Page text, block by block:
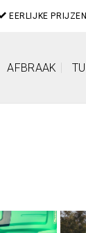
EERLIJKE PRIJZEN
AFBRAAK